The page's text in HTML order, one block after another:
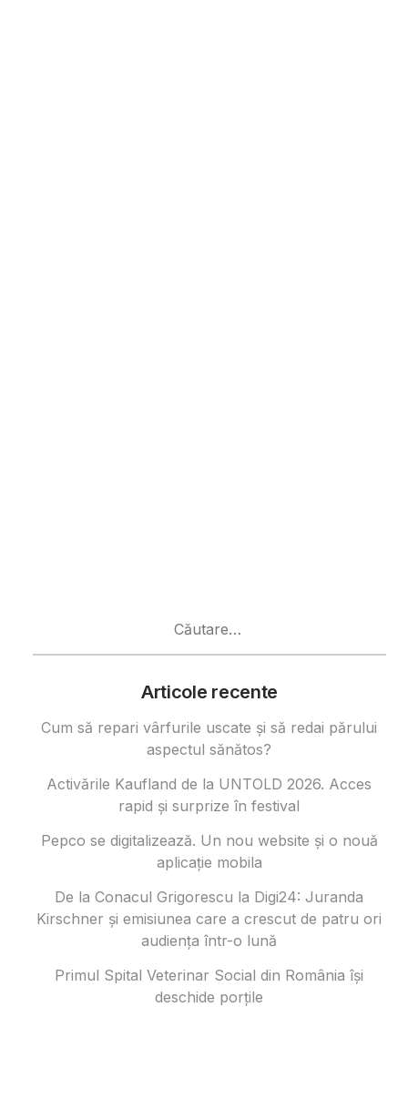
Articole recente
Cum să repari vârfurile uscate și să redai părului
aspectul sănătos?
Activările Kaufland de la UNTOLD 2026. Acces
rapid și surprize în festival
Pepco se digitalizează. Un nou website și o nouă
aplicație mobila
De la Conacul Grigorescu la Digi24: Juranda
Kirschner și emisiunea care a crescut de patru ori
audiența într-o lună
Primul Spital Veterinar Social din România își
deschide porțile